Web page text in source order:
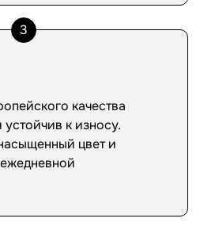
3
качества
к износу.
цвет и